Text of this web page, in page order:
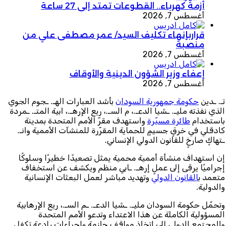
أزمة كهرباء.. القطوعات تمتد إلى 27 ساعة
أغسطس 7, 2026
قراربإنهاء تكليف السيد/ عمر مصطفى علي من
منصبة
أغسطس 7, 2026
إعفاء وزير الشؤون الدينية والأوقاف
أغسطس 7, 2026
تـ. ـدين حكومة جمهورية السودان بأشد العبارات الهـ. ـجوم الجوي
الذي نفذته مليـ. ـشيا الدعـ.، م السـ.، ريع الإرهـ.، ابية المتـ. ـمردة
باستخدام طائرة مسيّرة واستهدف مقرّ الأمم المتحدة بمدينة
كادقلي في خرقٍ جسيمٍ للحماية المقرّرة للمنشآت الأممية وانـ.
ـتهاكٍ صارخٍ للقانون الدولي الإنساني.
إن استهداف منشأة أممية محمية يمثل تصعيدًا خطيرًا وسلوكًا
إجراميًا يرقى إلى عملٍ إرهـ. ـابي منظم ويكشف عن استخفاف
متعمد بالقانون الدولي وتهديد مباشر لعمل البعثات الإنسانية
والدولية.
وتحمّل حكومة السودان مليـ. ـشيا الدعـ. ـم السـ.، ريع الإرهابية
المسؤولية الكاملة عن هذا الاعتداء وتدعو الأمم المتحدة